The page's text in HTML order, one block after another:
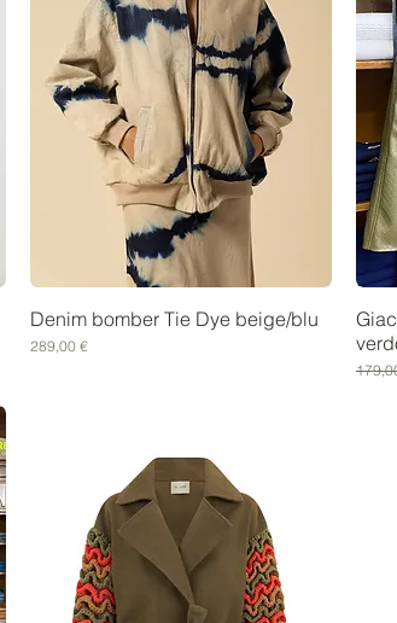
Denim bomber Tie Dye beige/blu
Prezzo
289,00 €